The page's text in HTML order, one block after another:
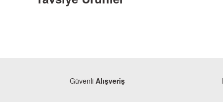
Güvenli Alışveriş